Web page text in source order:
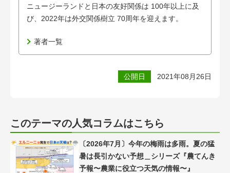
ニュージーランドと日本の友好関係は 100年以上に及
び、2022年は外交関係樹立 70周年を迎えます。
著者一覧
公開日 2021年08月26日
このテーマの人気コラムはこちら
〔2026年7月〕今年の梅雨は多雨。夏の猛
暑は長引かない予想＿シリーズ『農てんき
予報〜農業に役立つ天気の情報〜』